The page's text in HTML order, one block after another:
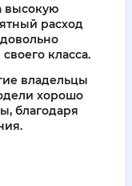
высокую
расход
класса.
владельцы
хорошо
благодаря